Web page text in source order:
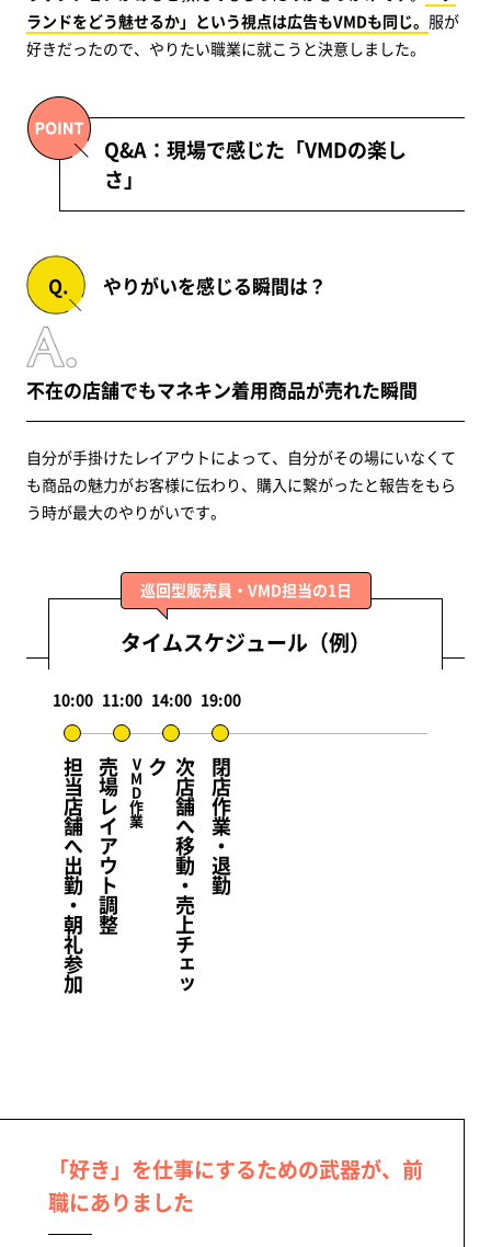
ランドをどう魅せるか」という視点は広告もVMDも同じ。 服が
好きだったので、やりたい職業に就こうと決意しました。
Q&A：現場で感じた「VMDの楽し
さ」
やりがいを感じる瞬間は？
不在の店舗でもマネキン着用商品が売れた瞬間
自分が手掛けたレイアウトによって、自分がその場にいなくて
も商品の魅力がお客様に伝わり、購入に繋がったと報告をもら
う時が最大のやりがいです。
巡回型販売員・VMD担当の1日
タイムスケジュール（例）
10:00
担当店舗へ出勤・朝礼参加
11:00
VMD作業
売場レイアウト調整
14:00
次
店
舗
へ
移
動
・
売
上
チ
ェ
ッ
ク
19:00
閉店作業・退勤
「好き」を仕事にするための武器が、前
職にありました